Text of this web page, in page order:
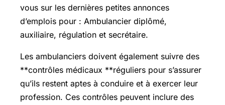
vous sur les dernières petites annonces
d’emplois pour : Ambulancier diplômé,
auxiliaire, régulation et secrétaire.
Les ambulanciers doivent également suivre des
**contrôles médicaux **réguliers pour s’assurer
qu’ils restent aptes à conduire et à exercer leur
profession. Ces contrôles peuvent inclure des